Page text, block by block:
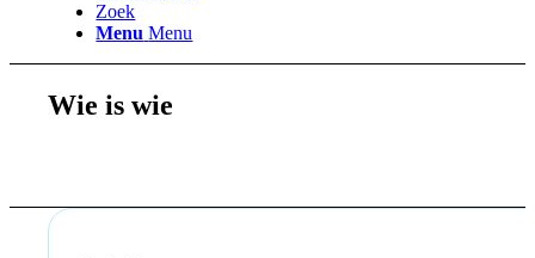
Zoek
Menu Menu
Wie is wie